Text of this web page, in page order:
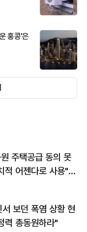
홍콩'은
주택공급 동의 못
어젠다로 사용"
보던 폭염 상황 현
력 총동원하라"